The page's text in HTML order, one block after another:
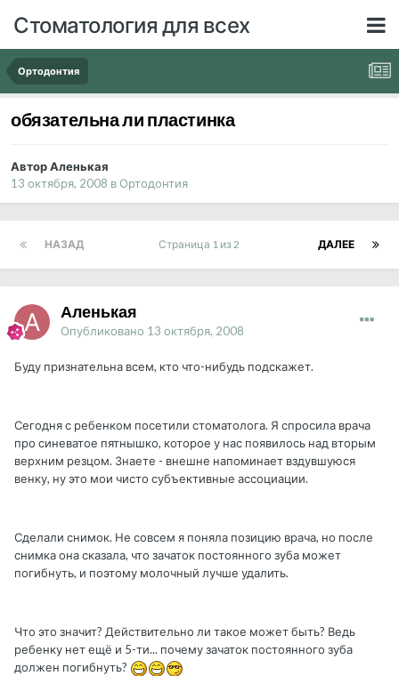
Стоматология для всех
Ортодонтия
обязательна ли пластинка
Автор Аленькая
13 октября, 2008 в Ортодонтия
НАЗАД ДАЛЕЕ
Страница 1 из 2
Аленькая
Опубликовано 13 октября, 2008
Буду признательна всем, кто что-нибудь подскажет.
Сегодня с ребенком посетили стоматолога. Я спросила врача
про синеватое пятнышко, которое у нас появилось над вторым
верхним резцом. Знаете - внешне напоминает вздувшуюся
венку, ну это мои чисто субъективные ассоциации.
Сделали снимок. Не совсем я поняла позицию врача, но после
снимка она сказала, что зачаток постоянного зуба может
погибнуть, и поэтому молочный лучше удалить.
Что это значит? Действительно ли такое может быть? Ведь
ребенку нет ещё и 5-ти... почему зачаток постоянного зуба
должен погибнуть?